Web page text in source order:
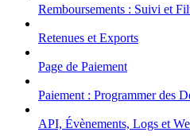
Remboursements : Suivi et
Retenues et Exports
Page de Paiement
Paiement : Programmer des
API, Évènements, Logs et